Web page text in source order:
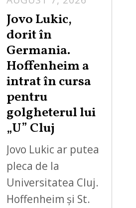
Jovo Lukic,
dorit în
Germania.
Hoffenheim a
intrat în cursa
pentru
golgheterul lui
„U” Cluj
Jovo Lukic ar putea
pleca de la
Universitatea Cluj.
Hoffenheim și St.